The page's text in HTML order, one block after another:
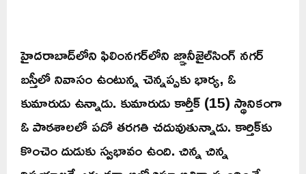
హైదరాబాద్‌లోని ఫిలింనగర్‌లోని జ్ఞానీజైల్‌సింగ్‌ నగర్‌
బస్తీలో నివాసం ఉంటున్న చెన్నప్పకు భార్య, ఓ
కుమారుడు ఉన్నాడు. కుమారుడు కార్తీక్‌ (15) స్థానికంగా
ఓ పాఠశాలలో పదో తరగతి చదువుతున్నాడు. కార్తిక్‌కు
కొంచెం దుడుకు స్వభావం ఉంది. చిన్న చిన్న